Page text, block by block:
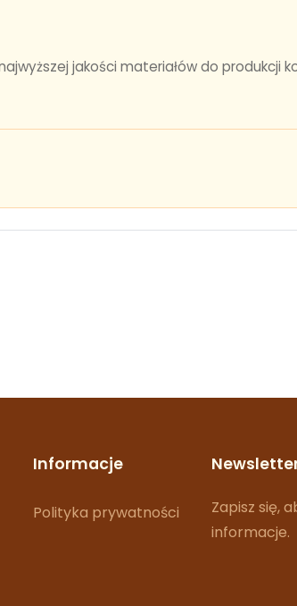
jakości materiałów do produkcji
Informacje
Polityka prywatności
Zapisz się,
informacje.